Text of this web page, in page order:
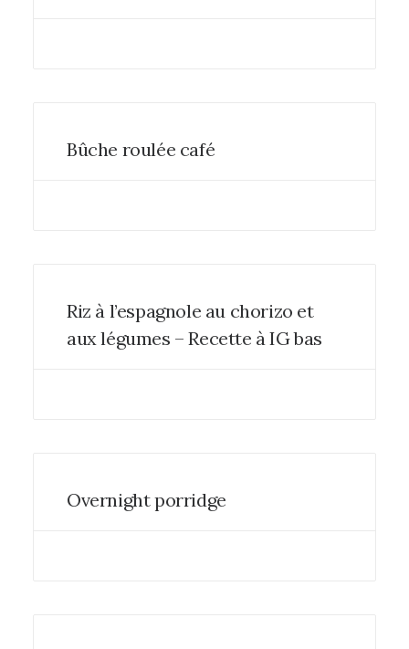
Bûche roulée café
Riz à l’espagnole au chorizo et
aux légumes – Recette à IG bas
Overnight porridge